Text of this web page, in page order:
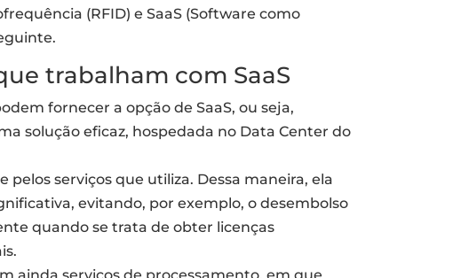
(RFID) e SaaS (Software como
trabalham com SaaS
fornecer a opção de SaaS, ou seja,
solução eficaz, hospedada no Data Center do
serviços que utiliza. Dessa maneira, ela
evitando, por exemplo, o desembolso
quando se trata de obter licenças